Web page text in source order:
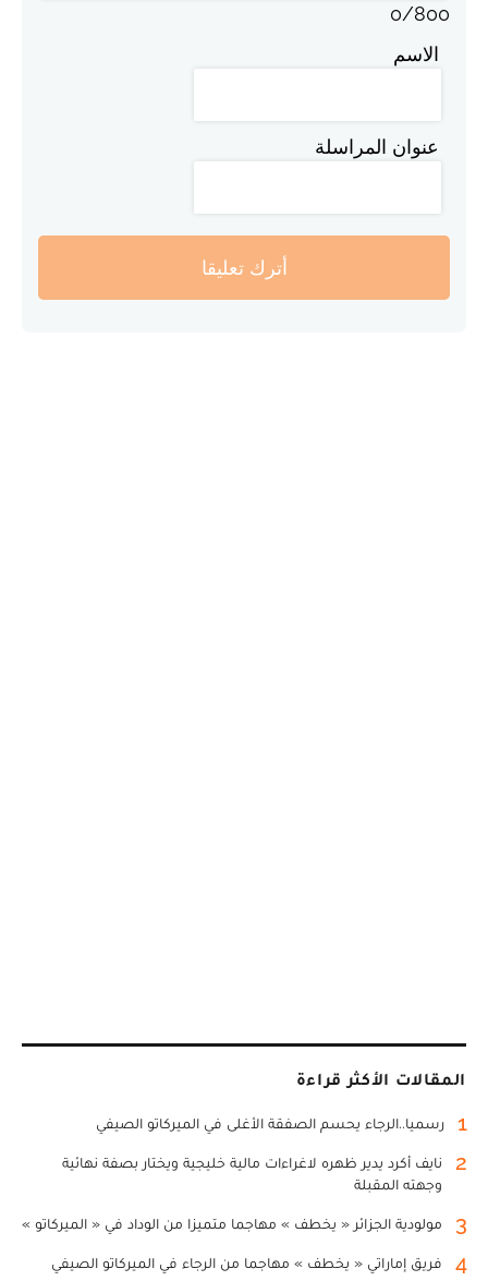
0/800
الاسم
عنوان المراسلة
أترك تعليقا
المقالات الأكثر قراءة
1 رسميا..الرجاء يحسم الصفقة الأغلى في الميركاتو الصيفي
2
نايف أكرد يدير ظهره لاغراءات مالية خليجية ويختار بصفة نهائية
وجهته المقبلة
3 مولودية الجزائر « يخطف » مهاجما متميزا من الوداد في « الميركاتو »
4 فريق إماراتي « يخطف » مهاجما من الرجاء في الميركاتو الصيفي